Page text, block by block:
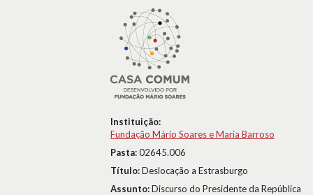
Instituição:
Fundação Mário Soares e Maria Barroso
Pasta:02645.006
Título:Deslocação a Estrasburgo
Assunto:Discurso do Presidente da República